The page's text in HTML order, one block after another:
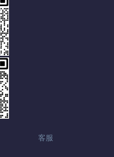
1: 客服